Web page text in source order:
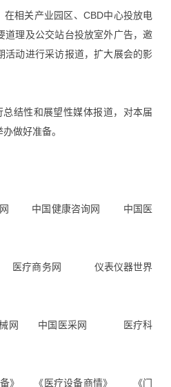
相关产业园区、CBD中心投放电
道理及公交站台投放室外广告，邀
活动进行采访报道，扩大展会的影
结性和展望性媒体报道，对本届
做好准备。
网 中国健康咨询网 中国医
疗商务网 仪表仪器世界
器械网 中国医采网 医疗科
》 《医疗设备商情》 《门